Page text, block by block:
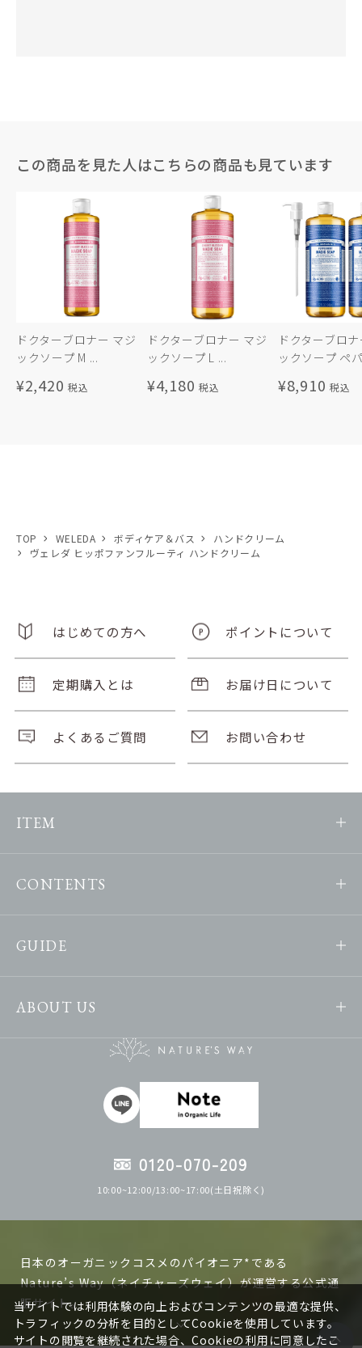
TOP WELEDA ボディケア＆バス
ハンドクリーム
ヴェレダ ヒッポファンフルーティ ハンドクリーム
この商品を見た人はこちらの商品も見ています
ドクターブロナー マジ
ックソープ M ...
¥2,420
ドクターブロナー マジ
ックソープ L ...
¥4,180
ドクターブロ
ックソープ ペ
¥8,910
はじめての方へ ポイントについて
定期購入とは お届け日について
よくあるご質問 お問い合わせ
ITEM
CONTENTS
GUIDE
ABOUT US
0120-070-209
10:00~12:00/13:00~17:00(土日祝除く)
日本のオーガニックコスメのパイオニア*である
Nature’s Way（ネイチャーズウェイ）が運営する公式通
販サイト。
ネイチャーズウェイの製品は日本で作る、日本人の肌に
当サイトでは利用体験の向上およびコンテンツの最適な提供、
トラフィックの分析を目的としてCookieを使用しています。
サイトの閲覧を継続された場合、Cookieの利用に同意したこ